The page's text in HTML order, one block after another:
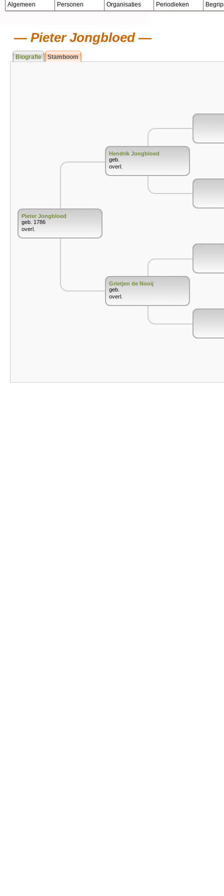
Algemeen Personen Organisaties Periodieken
Pieter Jongbloed
Biografie Stamboom
Pieter Jongbloed
geb. 1786
overl.
Hendrik Jongbloed
geb.
overl.
Grietjen de Nooij
geb.
overl.